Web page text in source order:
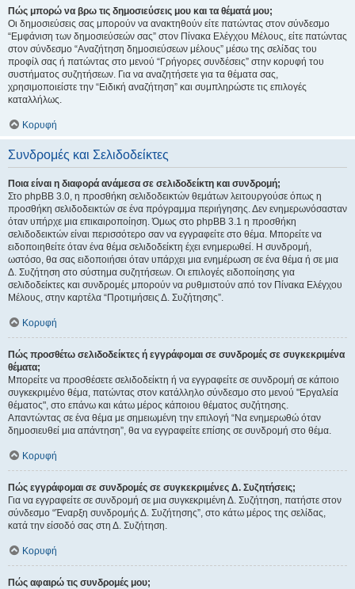
Πώς μπορώ να βρω τις δημοσιεύσεις μου και τα θέματά μου;
Οι δημοσιεύσεις σας μπορούν να ανακτηθούν είτε πατώντας στον σύνδεσμο
“Εμφάνιση των δημοσιεύσεών σας” στον Πίνακα Ελέγχου Μέλους, είτε πατώντας
στον σύνδεσμο “Αναζήτηση δημοσιεύσεων μέλους” μέσω της σελίδας του
προφίλ σας ή πατώντας στο μενού “Γρήγορες συνδέσεις” στην κορυφή του
συστήματος συζητήσεων. Για να αναζητήσετε για τα θέματα σας,
χρησιμοποιείστε την “Ειδική αναζήτηση” και συμπληρώστε τις επιλογές
καταλλήλως.
Κορυφή
Συνδρομές και Σελιδοδείκτες
Ποια είναι η διαφορά ανάμεσα σε σελιδοδείκτη και συνδρομή;
Στο phpBB 3.0, η προσθήκη σελιδοδεικτών θεμάτων λειτουργούσε όπως η
προσθήκη σελιδοδεικτών σε ένα πρόγραμμα περιήγησης. Δεν ενημερωνόσασταν
όταν υπήρχε μια επικαιροποίηση. Όμως στο phpBB 3.1 η προσθήκη
σελιδοδεικτών είναι περισσότερο σαν να εγγραφείτε στο θέμα. Μπορείτε να
ειδοποιηθείτε όταν ένα θέμα σελιδοδείκτη έχει ενημερωθεί. Η συνδρομή,
ωστόσο, θα σας ειδοποιήσει όταν υπάρχει μια ενημέρωση σε ένα θέμα ή σε μια
Δ. Συζήτηση στο σύστημα συζητήσεων. Οι επιλογές ειδοποίησης για
σελιδοδείκτες και συνδρομές μπορούν να ρυθμιστούν από τον Πίνακα Ελέγχου
Μέλους, στην καρτέλα “Προτιμήσεις Δ. Συζήτησης”.
Κορυφή
Πώς προσθέτω σελιδοδείκτες ή εγγράφομαι σε συνδρομές σε συγκεκριμένα
θέματα;
Μπορείτε να προσθέσετε σελιδοδείκτη ή να εγγραφείτε σε συνδρομή σε κάποιο
συγκεκριμένο θέμα, πατώντας στον κατάλληλο σύνδεσμο στο μενού "Εργαλεία
θέματος", στο επάνω και κάτω μέρος κάποιου θέματος συζήτησης.
Απαντώντας σε ένα θέμα με σημειωμένη την επιλογή “Να ενημερωθώ όταν
δημοσιευθεί μια απάντηση”, θα να εγγραφείτε επίσης σε συνδρομή στο θέμα.
Κορυφή
Πώς εγγράφομαι σε συνδρομές σε συγκεκριμένες Δ. Συζητήσεις;
Για να εγγραφείτε σε συνδρομή σε μια συγκεκριμένη Δ. Συζήτηση, πατήστε στον
σύνδεσμο “Έναρξη συνδρομής Δ. Συζήτησης”, στο κάτω μέρος της σελίδας,
κατά την είσοδό σας στη Δ. Συζήτηση.
Κορυφή
Πώς αφαιρώ τις συνδρομές μου;